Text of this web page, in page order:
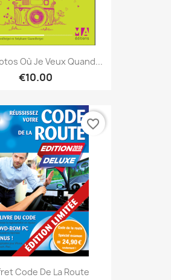
Où Je Veux Quand...
€10.00
Code De La Route
favorite_border